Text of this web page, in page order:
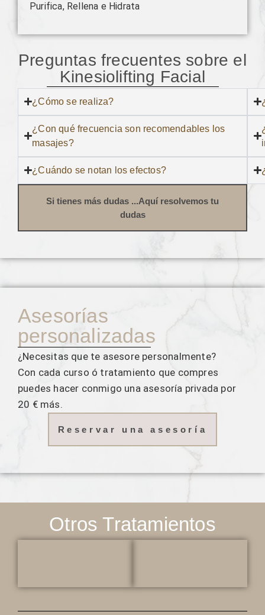
Purifica, Rellena e Hidrata
Preguntas frecuentes sobre el
Kinesiolifting Facial
¿Cómo se realiza?
¿Con qué frecuencia son recomendables los
masajes?
¿Cuándo se notan los efectos?
Si tienes más dudas ...Aquí resolvemos tu
dudas
Asesorías
personalizadas
¿Necesitas que te asesore personalmente?
Con cada curso ó tratamiento que compres
puedes hacer conmigo una asesoría privada por
20 € más.
Reservar una asesoría
Otros Tratamientos